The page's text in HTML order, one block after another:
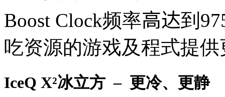
Boost Clock频率高达到
吃资源的游戏及程式提
IceQ X²冰立方 – 更冷、更静